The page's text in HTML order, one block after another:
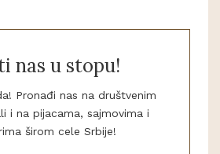
nas u stopu!
Pronađi nas na društvenim
i na pijacama, sajmovima i
širom cele Srbije!